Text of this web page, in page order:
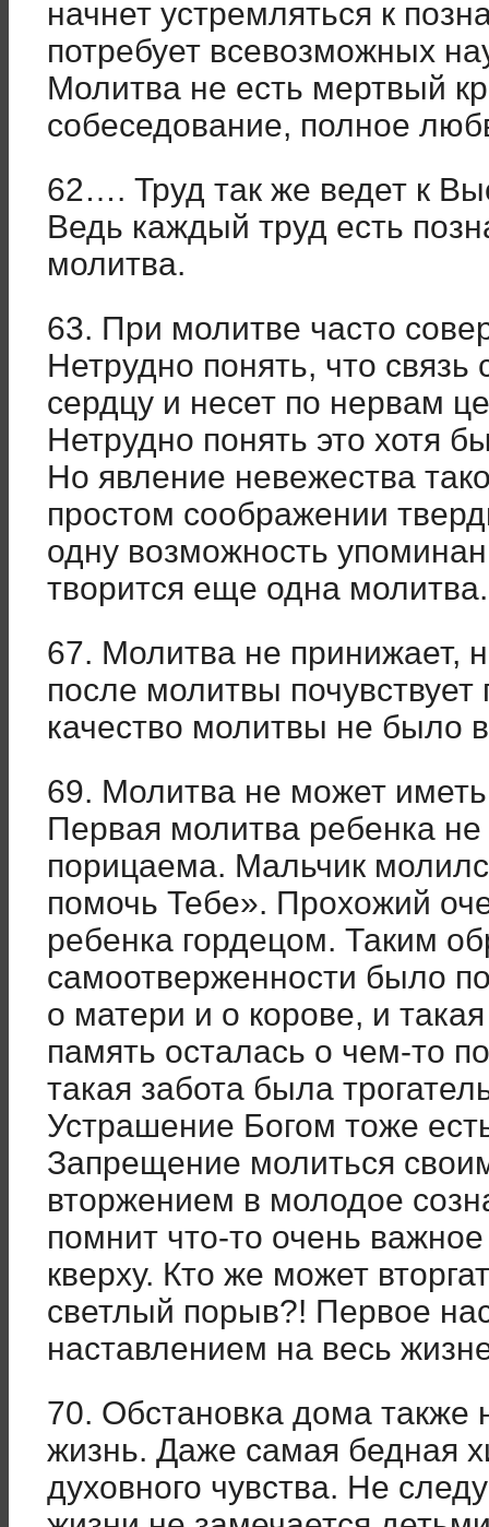
начнет устремляться к
потребует всевозможных
Молитва не есть мертвый
собеседование, полное
62…. Труд так же ведет к
Ведь каждый труд есть
молитва.
63. При молитве часто
Нетрудно понять, что
сердцу и несет по нервам
Нетрудно понять это хотя
Но явление невежества
простом соображении
одну возможность
творится еще одна молитва.
67. Молитва не принижает,
после молитвы почувствует
качество молитвы не было
69. Молитва не может
Первая молитва ребенка
порицаема. Мальчик
помочь Тебе». Прохожий
ребенка гордецом. Таким
самоотверженности было
о матери и о корове, и
память осталась о чем-то
такая забота была
Устрашение Богом тоже
Запрещение молиться
вторжением в молодое
помнит что-то очень
кверху. Кто же может
светлый порыв?! Первое
наставлением на весь
70. Обстановка дома также
жизнь. Даже самая бедная
духовного чувства. Не